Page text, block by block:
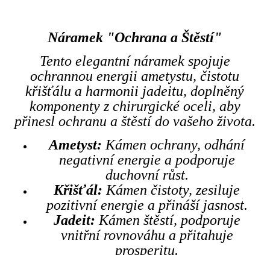
Náramek "Ochrana a Štěstí"
Tento elegantní náramek spojuje
ochrannou energii ametystu, čistotu
křišťálu a harmonii jadeitu, doplněný
komponenty z chirurgické oceli, aby
přinesl ochranu a štěstí do vašeho života.
Ametyst: Kámen ochrany, odhání
negativní energie a podporuje
duchovní růst.
Křišťál: Kámen čistoty, zesiluje
pozitivní energie a přináší jasnost.
Jadeit: Kámen štěstí, podporuje
vnitřní rovnováhu a přitahuje
prosperitu.